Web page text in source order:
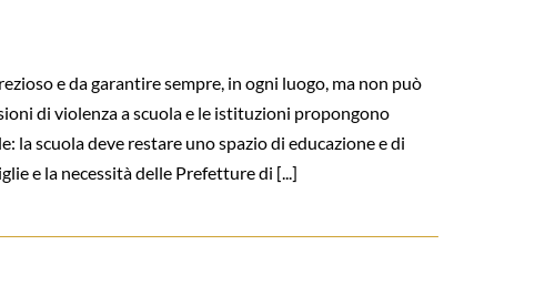
e da garantire sempre, in ogni luogo, ma non può
di violenza a scuola e le istituzioni propongono
la scuola deve restare uno spazio di educazione e di
e la necessità delle Prefetture di [...]